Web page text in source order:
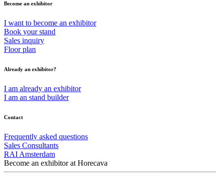
Become an exhibitor
I want to become an exhibitor
Book your stand
Sales inquiry
Floor plan
Already an exhibitor?
I am already an exhibitor
I am an stand builder
Contact
Frequently asked questions
Sales Consultants
RAI Amsterdam
Become an exhibitor at Horecava